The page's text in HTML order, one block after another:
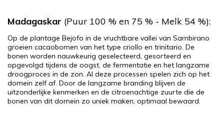
Madagaskar (Puur 100 % en 75 % - Melk 54 %):
Op de plantage Bejofo in de vruchtbare vallei van Sambirano
groeien cacaobomen van het type criollo en trinitario. De
bonen worden nauwkeurig geselecteerd, gesorteerd en
opgevolgd tijdens de oogst, de fermentatie en het langzame
droogproces in de zon. Al deze processen spelen zich op het
domein zelf af. Door de langzame branding blijven de
uitzonderlijke kenmerken en de citroenachtige zuurte die de
bonen van dit domein zo uniek maken, optimaal bewaard.